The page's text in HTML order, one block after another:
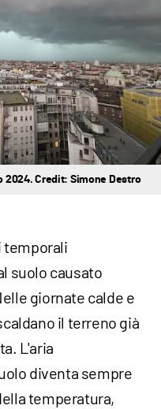
2024. Credit: Simone Destro
temporali
suolo causato
giornate calde e
il terreno già
L'aria
diventa sempre
temperatura,